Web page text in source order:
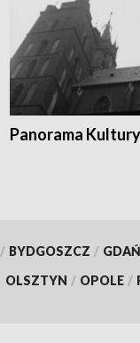
Panorama Kultury
/ BYDGOSZCZ /
OLSZTYN / OPOLE /